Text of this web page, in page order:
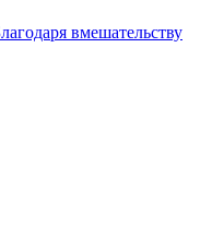
вмешательству